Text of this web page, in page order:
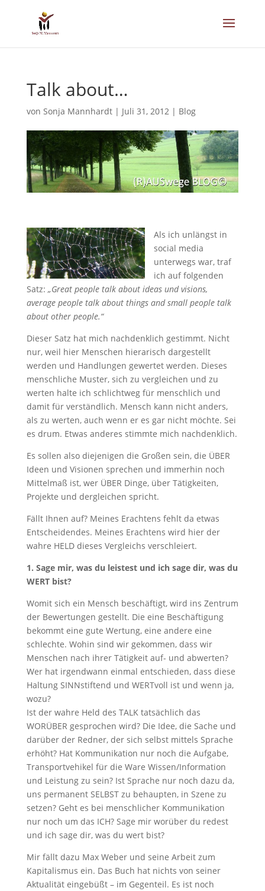
Talk about…
von Sonja Mannhardt| Juli 31, 2012| Blog
Als ich unlängst in
social media
unterwegs war, traf
ich auf folgenden
Satz: „Great people talk about ideas und visions,
average people talk about things and small people talk
about other people.“
Dieser Satz hat mich nachdenklich gestimmt. Nicht
nur, weil hier Menschen hierarisch dargestellt
werden und Handlungen gewertet werden. Dieses
menschliche Muster, sich zu vergleichen und zu
werten halte ich schlichtweg für menschlich und
damit für verständlich. Mensch kann nicht anders,
als zu werten, auch wenn er es gar nicht möchte. Sei
es drum. Etwas anderes stimmte mich nachdenklich.
Es sollen also diejenigen die Großen sein, die ÜBER
Ideen und Visionen sprechen und immerhin noch
Mittelmaß ist, wer ÜBER Dinge, über Tätigkeiten,
Projekte und dergleichen spricht.
Fällt Ihnen auf? Meines Erachtens fehlt da etwas
Entscheidendes. Meines Erachtens wird hier der
wahre HELD dieses Vergleichs verschleiert.
1. Sage mir, was du leistest und ich sage dir, was du
WERT bist?
Womit sich ein Mensch beschäftigt, wird ins Zentrum
der Bewertungen gestellt. Die eine Beschäftigung
bekommt eine gute Wertung, eine andere eine
schlechte. Wohin sind wir gekommen, dass wir
Menschen nach ihrer Tätigkeit auf- und abwerten?
Wer hat irgendwann einmal entschieden, dass diese
Haltung SINNstiftend und WERTvoll ist und wenn ja,
wozu?
Ist der wahre Held des TALK tatsächlich das
WORÜBER gesprochen wird? Die Idee, die Sache und
darüber der Redner, der sich selbst mittels Sprache
erhöht? Hat Kommunikation nur noch die Aufgabe,
Transportvehikel für die Ware Wissen/Information
und Leistung zu sein? Ist Sprache nur noch dazu da,
uns permanent SELBST zu behaupten, in Szene zu
setzen? Geht es bei menschlicher Kommunikation
nur noch um das ICH? Sage mir worüber du redest
und ich sage dir, was du wert bist?
Mir fällt dazu Max Weber und seine Arbeit zum
Kapitalismus ein. Das Buch hat nichts von seiner
Aktualität eingebüßt – im Gegenteil. Es ist noch